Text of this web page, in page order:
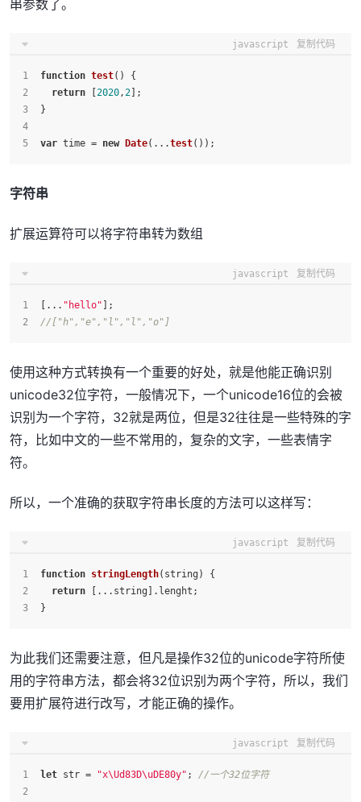
串参数了。
javascript 复制代码
function test( ) {
return
2020,2 ];
}
var time = new Date(...test());
字符串
扩展运算符可以将字符串转为数组
javascript 复制代码
[... "hello" ];
//["h","e","l","l","o"]
使用这种方式转换有一个重要的好处，就是他能正确识别
unicode32位字符，一般情况下，一个unicode16位的会被
识别为一个字符，32就是两位，但是32往往是一些特殊的字
符，比如中文的一些不常用的，复杂的文字，一些表情字
符。
所以，一个准确的获取字符串长度的方法可以这样写：
javascript 复制代码
function stringLength( string ) {
return [...string]. lenght ;
}
为此我们还需要注意，但凡是操作32位的unicode字符所使
用的字符串方法，都会将32位识别为两个字符，所以，我们
要用扩展符进行改写，才能正确的操作。
javascript 复制代码
let str = "x\Ud83D\uDE80y" ; //一个32位字符